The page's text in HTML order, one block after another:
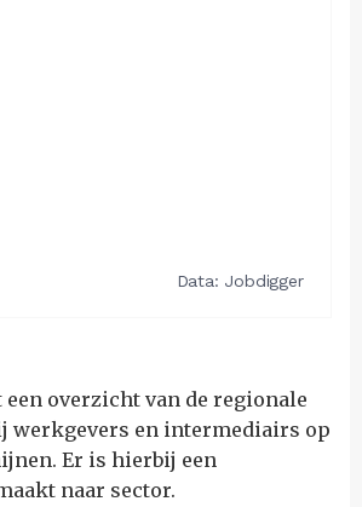
een overzicht van de regionale
werkgevers en intermediairs op
Er is hierbij een
naar sector.